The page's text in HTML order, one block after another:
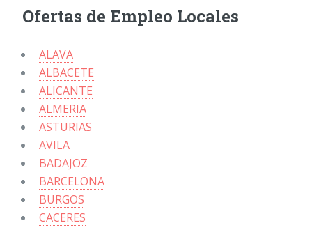
Ofertas de Empleo Locales
ALAVA
ALBACETE
ALICANTE
ALMERIA
ASTURIAS
AVILA
BADAJOZ
BARCELONA
BURGOS
CACERES